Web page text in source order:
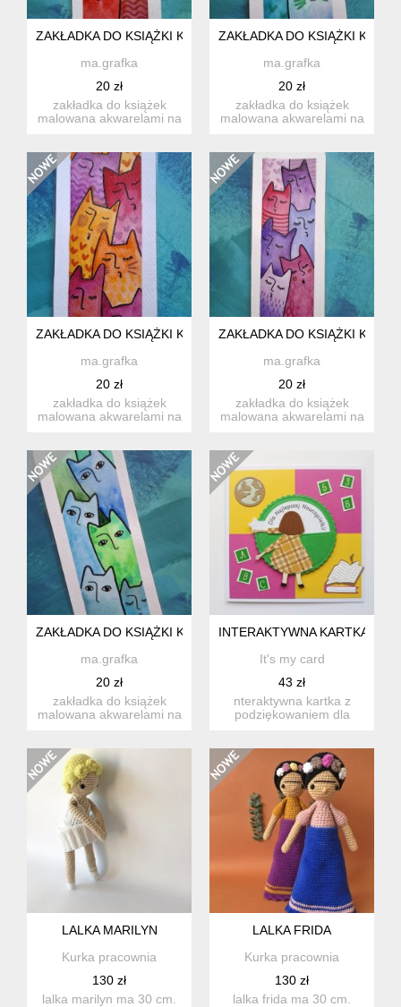
ZAKŁADKA DO KSIĄŻKI KOTKI
ma.grafka
20 zł
zakładka do książek
malowana akwarelami na
ZAKŁADKA DO KSIĄŻKI KOTKI
ma.grafka
20 zł
zakładka do książek
malowana akwarelami na
ZAKŁADKA DO KSIĄŻKI KOTKI
ma.grafka
20 zł
zakładka do książek
malowana akwarelami na
ZAKŁADKA DO KSIĄŻKI KOTKI
ma.grafka
20 zł
zakładka do książek
malowana akwarelami na
ZAKŁADKA DO KSIĄŻKI KOTKI
ma.grafka
20 zł
zakładka do książek
malowana akwarelami na
INTERAKTYWNA KARTKA
It's my card
43 zł
nteraktywna kartka z
podziękowaniem dla
LALKA MARILYN
Kurka pracownia
130 zł
lalka marilyn ma 30 cm.
LALKA FRIDA
Kurka pracownia
130 zł
lalka frida ma 30 cm.